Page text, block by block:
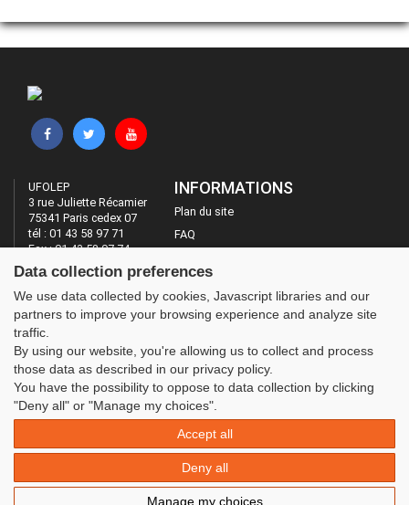
UFOLEP
3 rue Juliette Récamier
75341 Paris cedex 07
tél : 01 43 58 97 71
Fax : 01 43 58 97 74
INFORMATIONS
Plan du site
FAQ
Administration
LES SITES DE L'UFOLEP
Guide Asso
Communication Asso
Inscriptions évènements
Data collection preferences
We use data collected by cookies, Javascript libraries and our
partners to improve your browsing experience and analyze site
traffic.
By using our website, you're allowing us to collect and process
those data as described in our privacy policy.
You have the possibility to oppose to data collection by clicking
"Deny all" or "Manage my choices".
Accept all
Deny all
Manage my choices